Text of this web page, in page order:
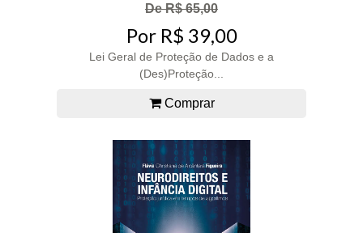
De R$ 65,00
Por R$ 39,00
Lei Geral de Proteção de Dados e a
(Des)Proteção...
Comprar